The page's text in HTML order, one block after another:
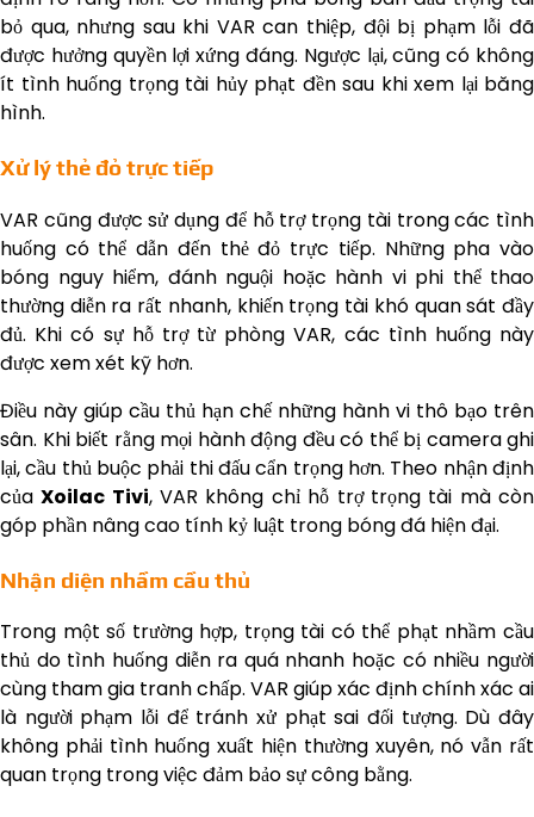
bỏ qua, nhưng sau khi VAR can thiệp, đội bị phạm lỗi đã
được hưởng quyền lợi xứng đáng. Ngược lại, cũng có không
ít tình huống trọng tài hủy phạt đền sau khi xem lại băng
hình.
Xử lý thẻ đỏ trực tiếp
VAR cũng được sử dụng để hỗ trợ trọng tài trong các tình
huống có thể dẫn đến thẻ đỏ trực tiếp. Những pha vào
bóng nguy hiểm, đánh nguội hoặc hành vi phi thể thao
thường diễn ra rất nhanh, khiến trọng tài khó quan sát đầy
đủ. Khi có sự hỗ trợ từ phòng VAR, các tình huống này
được xem xét kỹ hơn.
Điều này giúp cầu thủ hạn chế những hành vi thô bạo trên
sân. Khi biết rằng mọi hành động đều có thể bị camera ghi
lại, cầu thủ buộc phải thi đấu cẩn trọng hơn. Theo nhận định
củaXoilac Tivi, VAR không chỉ hỗ trợ trọng tài mà còn
góp phần nâng cao tính kỷ luật trong bóng đá hiện đại.
Nhận diện nhầm cầu thủ
Trong một số trường hợp, trọng tài có thể phạt nhầm cầu
thủ do tình huống diễn ra quá nhanh hoặc có nhiều người
cùng tham gia tranh chấp. VAR giúp xác định chính xác ai
là người phạm lỗi để tránh xử phạt sai đối tượng. Dù đây
không phải tình huống xuất hiện thường xuyên, nó vẫn rất
quan trọng trong việc đảm bảo sự công bằng.